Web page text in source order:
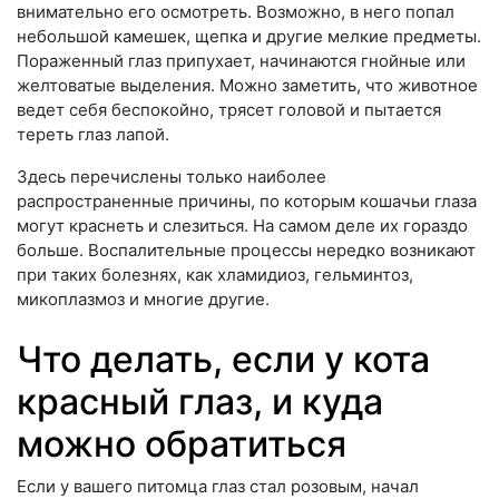
внимательно его осмотреть. Возможно, в него попал
небольшой камешек, щепка и другие мелкие предметы.
Пораженный глаз припухает, начинаются гнойные или
желтоватые выделения. Можно заметить, что животное
ведет себя беспокойно, трясет головой и пытается
тереть глаз лапой.
Здесь перечислены только наиболее
распространенные причины, по которым кошачьи глаза
могут краснеть и слезиться. На самом деле их гораздо
больше. Воспалительные процессы нередко возникают
при таких болезнях, как хламидиоз, гельминтоз,
микоплазмоз и многие другие.
Что делать, если у кота
красный глаз, и куда
можно обратиться
Если у вашего питомца глаз стал розовым, начал